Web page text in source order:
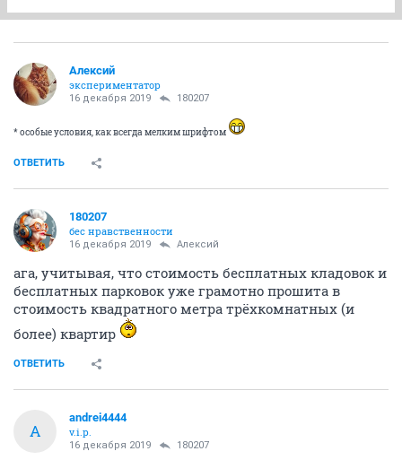
Алексий
экспериментатор
16 декабря 2019 180207
* особые условия, как всегда мелким шрифтом
ОТВЕТИТЬ
180207
бес нравственности
16 декабря 2019 Алексий
ага, учитывая, что стоимость бесплатных кладовок и
бесплатных парковок уже грамотно прошита в
стоимость квадратного метра трёхкомнатных (и
более) квартир
ОТВЕТИТЬ
A
andrei4444
v.i.p.
16 декабря 2019 180207